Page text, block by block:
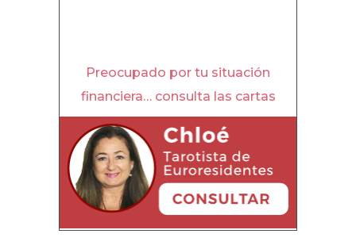
Preocupado por tu situación
financiera… consulta las cartas